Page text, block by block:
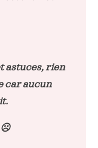
astuces, rien
car aucun
☹️